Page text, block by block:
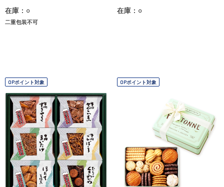
在庫：○
二重包装不可
在庫：○
OPポイント対象 OPポイント対象